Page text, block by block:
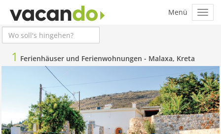
1 Ferienhäuser und Ferienwohnungen - Malaxa, Kreta